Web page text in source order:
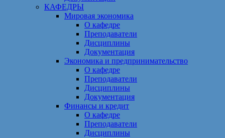
КАФЕДРЫ
Мировая экономика
О кафедре
Преподаватели
Дисциплины
Документация
Экономика и предпринимательство
О кафедре
Преподаватели
Дисциплины
Документация
Финансы и кредит
О кафедре
Преподаватели
Дисциплины